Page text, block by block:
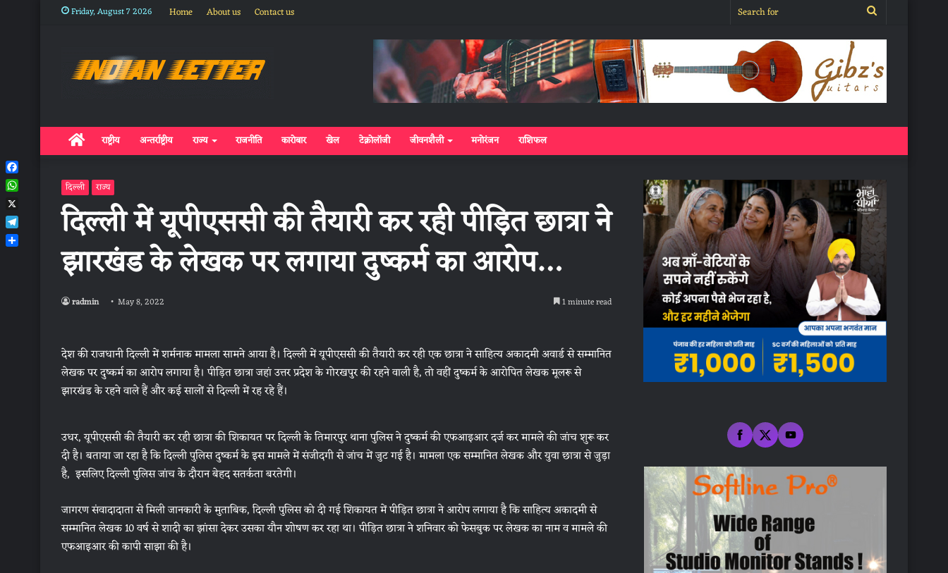
Friday, August 7 2026 Home About us Contact us
Search
for
Homeराष्ट्रीय अन्तर्राष्ट्रीय राज्य राजनीति कारोबार खेल टेक्नोलॉजी जीवनशैली मनोरंजन राशिफल
दिल्ली राज्य
दिल्ली में यूपीएससी की तैयारी कर रही पीड़ित छात्रा ने
झारखंड के लेखक पर लगाया दुष्कर्म का आरोप…
radmin May 8, 2022 1 minute read
देश की राजधानी दिल्ली में शर्मनाक मामला सामने आया है। दिल्ली में यूपीएससी की तैयारी कर रही एक छात्रा ने साहित्य अकादमी अवार्ड से सम्मानित
लेखक पर दुष्कर्म का आरोप लगाया है। पीड़ित छात्रा जहां उत्तर प्रदेश के गोरखपुर की रहने वाली है, तो वहीं दुष्कर्म के आरोपित लेखक मूलरू से
झारखंड के रहने वाले हैं और कई सालों से दिल्ली में रह रहे हैं।
उधर, यूपीएससी की तैयारी कर रही छात्रा की शिकायत पर दिल्ली के तिमारपुर थाना पुलिस ने दुष्कर्म की एफआइआर दर्ज कर मामले की जांच शुरू कर
दी है। बताया जा रहा है कि दिल्ली पुलिस दुष्कर्म के इस मामले में संजीदगी से जांच में जुट गई है। मामला एक सम्मानित लेखक और युवा छात्रा से जुड़ा
है, इसलिए दिल्ली पुलिस जांच के दौरान बेहद सतर्कता बरतेगी।
जागरण संवादादाता से मिली जानकारी के मुताबिक, दिल्ली पुलिस को दी गई शिकायत में पीड़ित छात्रा ने आरोप लगाया है कि साहित्य अकादमी से
सम्मानित लेखक 10 वर्ष से शादी का झांसा देकर उसका यौन शोषण कर रहा था। पीड़ित छात्रा ने शनिवार को फेसबुक पर लेखक का नाम व मामले की
एफआइआर की कापी साझा की है।
Facebook
WhatsApp
X
Telegram